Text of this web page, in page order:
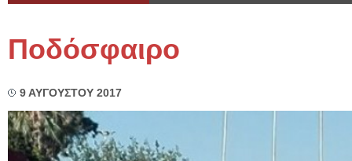
Ποδόσφαιρο
9 ΑΥΓΟΥΣΤΟΥ 2017